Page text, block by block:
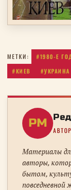
МЕТКИ: #1980-Е
#КИЕВ
#УКРАИНА
РM
Материалы
авторы,
бытом,